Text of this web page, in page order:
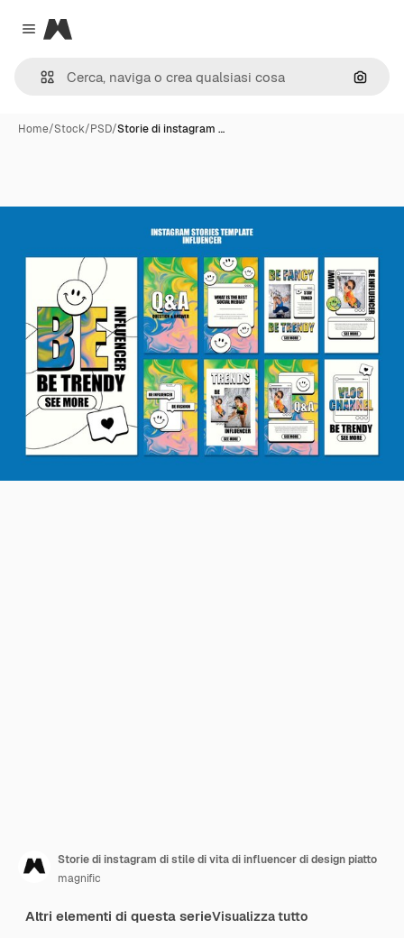
Close menu
Magnific
Cerca
Home/Stock/PSD/Storie di instagram …
Storie di instagram di stile di vita di influencer di design piatto
magnific
Altri elementi di questa serieVisualizza tutto